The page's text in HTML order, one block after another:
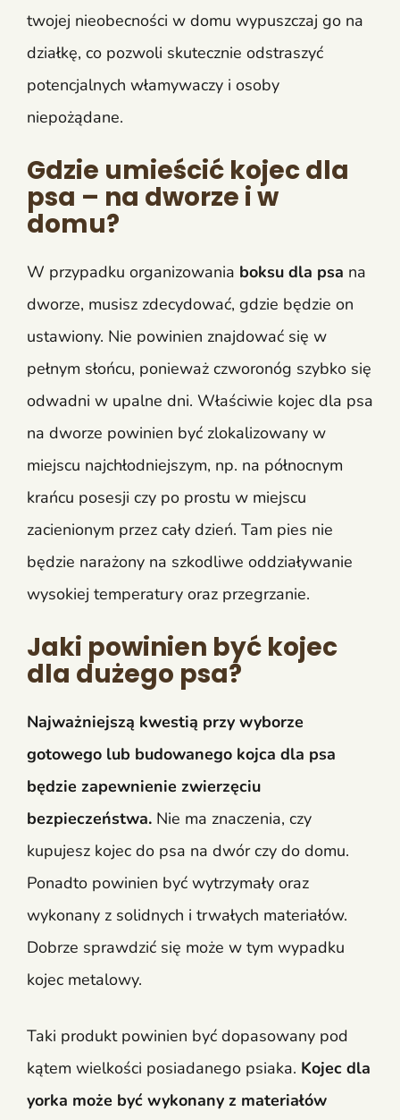
twojej nieobecności w domu wypuszczaj go na
działkę, co pozwoli skutecznie odstraszyć
potencjalnych włamywaczy i osoby
niepożądane.
Gdzie umieścić kojec dla
psa – na dworze i w
domu?
W przypadku organizowania boksu dla psa na
dworze, musisz zdecydować, gdzie będzie on
ustawiony. Nie powinien znajdować się w
pełnym słońcu, ponieważ czworonóg szybko się
odwadni w upalne dni. Właściwie kojec dla psa
na dworze powinien być zlokalizowany w
miejscu najchłodniejszym, np. na północnym
krańcu posesji czy po prostu w miejscu
zacienionym przez cały dzień. Tam pies nie
będzie narażony na szkodliwe oddziaływanie
wysokiej temperatury oraz przegrzanie.
Jaki powinien być kojec
dla dużego psa?
Najważniejszą kwestią przy wyborze
gotowego lub budowanego kojca dla psa
będzie zapewnienie zwierzęciu
bezpieczeństwa. Nie ma znaczenia, czy
kupujesz kojec do psa na dwór czy do domu.
Ponadto powinien być wytrzymały oraz
wykonany z solidnych i trwałych materiałów.
Dobrze sprawdzić się może w tym wypadku
kojec metalowy.
Taki produkt powinien być dopasowany pod
kątem wielkości posiadanego psiaka. Kojec dla
yorka może być wykonany z materiałów